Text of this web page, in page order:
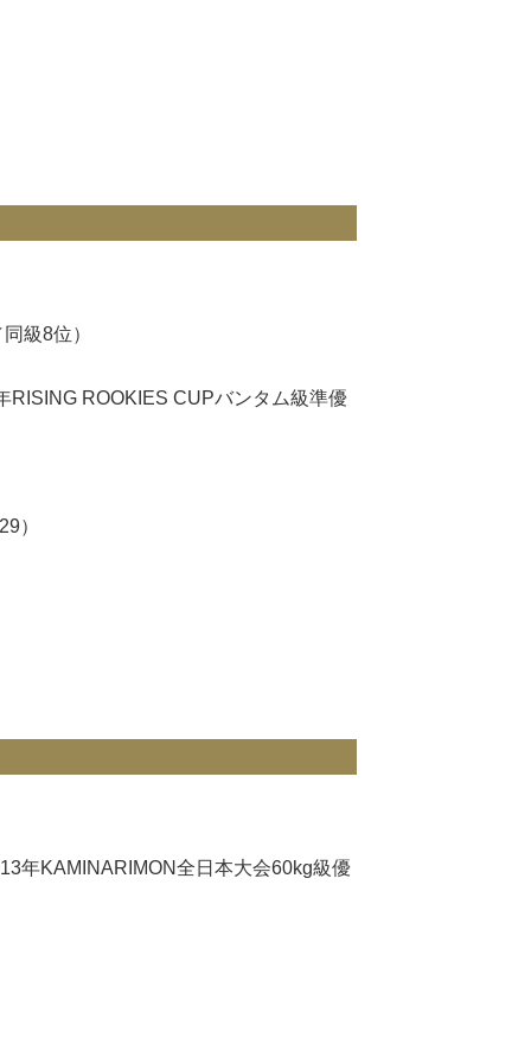
級8位）
RISING ROOKIES CUPバンタム級準優
）
年KAMINARIMON全日本大会60kg級優